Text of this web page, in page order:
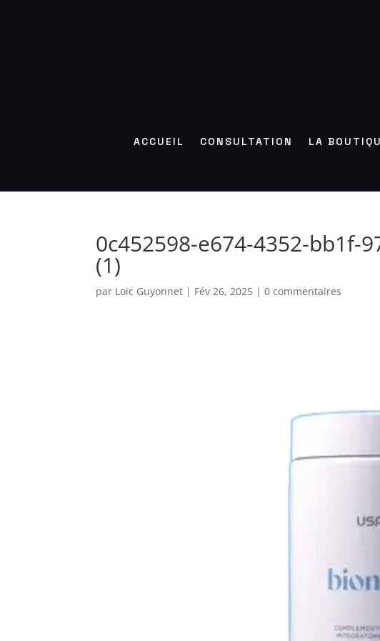
ACCUEIL CONSULTATION LA
0c452598-e674-4352-bb1f-
(1)
par Loic Guyonnet | Fév 26, 2025 |0 commentaires